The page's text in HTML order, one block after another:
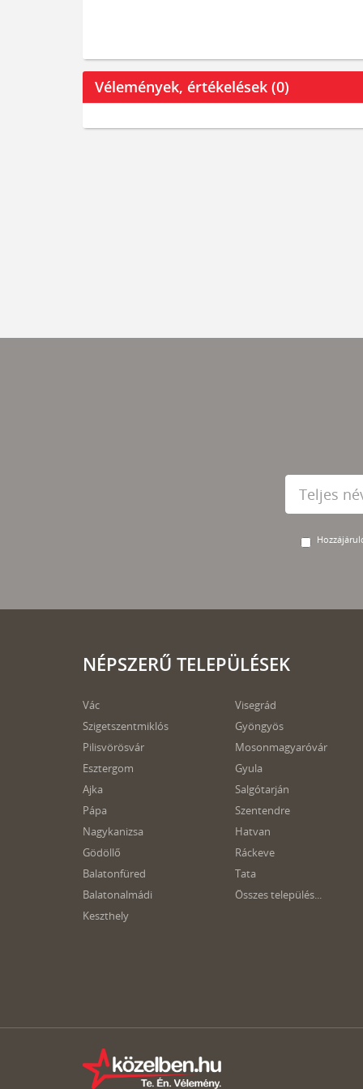
Vélemények, értékelések (0)
NÉPSZERŰ TELEPÜLÉSEK
Vác
Szigetszentmiklós
Pilisvörösvár
Esztergom
Ajka
Pápa
Nagykanizsa
Gödöllő
Balatonfüred
Balatonalmádi
Keszthely
Visegrád
Gyöngyös
Mosonmagyaróvár
Gyula
Salgótarján
Szentendre
Hatvan
Ráckeve
Tata
Összes település...